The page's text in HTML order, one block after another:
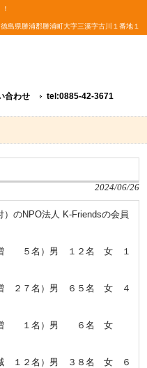
徳島県勝浦郡勝浦町大字三溪字古川１番地１
合わせ tel:0885-42-3671
2024/06/26
のNPO法人 K-Friendsの会員
名）男 １２名 女 １
７名）男 ６５名 女 ４
増 １名）男 ６名 女
減 １２名）男 ３８名 女 ６